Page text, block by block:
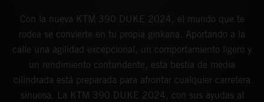
Con la nueva KTM 390 DUKE 2024, el mundo que te
rodea se convierte en tu propia ginkana. Aportando a la
calle una agilidad excepcional, un comportamiento ligero y
un rendimiento contundente, esta bestia de media
cilindrada está preparada para afrontar cualquier carretera
sinuosa. La KTM 390 DUKE 2024, con sus ayudas al